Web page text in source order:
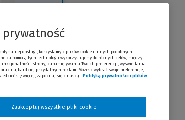
prywatność
obsługi, korzystamy z plików cookie i innych podobnych
za pomocą tych technologii wykorzystujemy do różnych celów, między
strony, zapamiętywania Twoich preferencji, wyświetlania
najbardziej przydatnych reklam. Możesz wybrać swoje preferencje,
się więcej, zapoznaj się z naszą
Polityką prywatności i plików
Zaakceptuj wszystkie pliki cookie